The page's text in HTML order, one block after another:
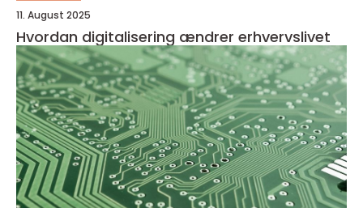
11. August 2025
Hvordan digitalisering ændrer erhvervslivet